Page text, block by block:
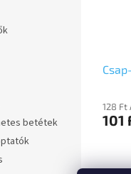
betétek
128 Ft
101